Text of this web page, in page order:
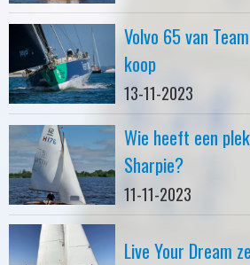
Volvo 65 van
koop
13-11-2023
Wie heeft een
Sharpie?
11-11-2023
Live Your Dream